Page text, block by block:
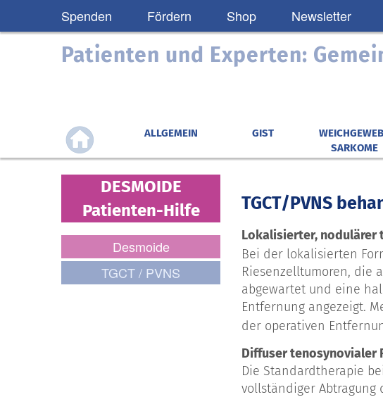
Spenden Fördern Shop Newsletter
Patienten und Experten:
ALLGEMEIN GIST
SARKOME
DESMOIDE
Patienten-Hilfe
Desmoide
TGCT / PVNS
TGCT/PVNS
Lokalisierter, nodulärer
Bei der lokalisierten
Riesenzelltumoren, die
abgewartet und eine
Entfernung angezeigt.
der operativen
Diffuser tenosynovialer
Die Standardtherapie
vollständiger Abtragung